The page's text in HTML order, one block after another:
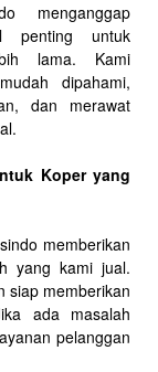
menganggap
penting untuk
lama. Kami
dipahami,
dan merawat
Koper yang
memberikan
yang kami jual.
siap memberikan
ada masalah
pelanggan